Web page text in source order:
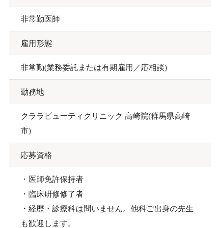
非常勤医師
雇用形態
非常勤(業務委託または有期雇用／応相談)
勤務地
クララビューティクリニック 高崎院(群馬県高崎
市)
応募資格
・医師免許保持者
・臨床研修修了者
・経歴・診療科は問いません。他科ご出身の先生
も歓迎します。